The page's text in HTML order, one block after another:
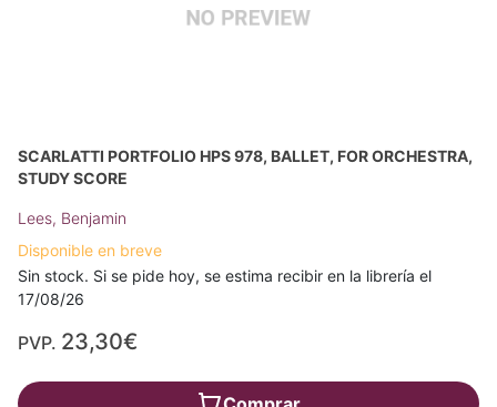
SCARLATTI PORTFOLIO HPS 978, BALLET, FOR ORCHESTRA,
STUDY SCORE
Lees, Benjamin
Disponible en breve
Sin stock. Si se pide hoy, se estima recibir en la librería el
17/08/26
PVP. 23,30€